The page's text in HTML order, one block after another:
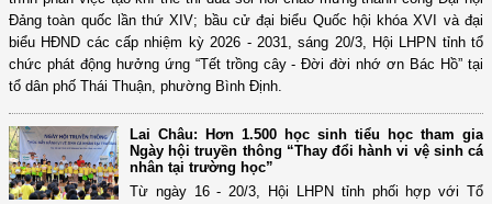
Đảng toàn quốc lần thứ XIV; bầu cử đại biểu Quốc hội khóa XVI và đại
biểu HĐND các cấp nhiệm kỳ 2026 - 2031, sáng 20/3, Hội LHPN tỉnh tổ
chức phát động hưởng ứng “Tết trồng cây - Đời đời nhớ ơn Bác Hồ” tại
tổ dân phố Thái Thuận, phường Bình Định.
Lai Châu: Hơn 1.500 học sinh tiểu học tham gia
Ngày hội truyền thông “Thay đổi hành vi vệ sinh cá
nhân tại trường học”
Từ ngày 16 - 20/3, Hội LHPN tỉnh phối hợp với Tổ